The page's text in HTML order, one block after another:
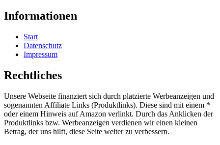
Informationen
Start
Datenschutz
Impressum
Rechtliches
Unsere Webseite finanziert sich durch platzierte Werbeanzeigen und
sogenannten Affiliate Links (Produktlinks). Diese sind mit einem *
oder einem Hinweis auf Amazon verlinkt. Durch das Anklicken der
Produktlinks bzw. Werbeanzeigen verdienen wir einen kleinen
Betrag, der uns hilft, diese Seite weiter zu verbessern.